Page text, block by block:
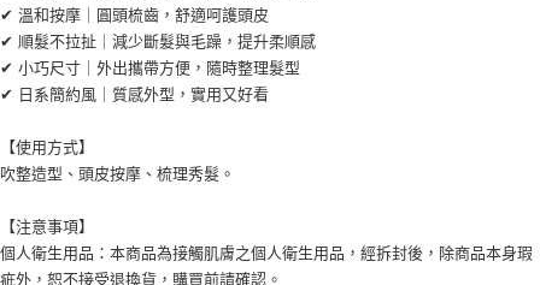
✔ 溫和按摩｜圓頭梳齒，舒適呵護頭皮
✔ 順髮不拉扯｜減少斷髮與毛躁，提升柔順感
✔ 小巧尺寸｜外出攜帶方便，隨時整理髮型
✔ 日系簡約風｜質感外型，實用又好看
【使用方式】
吹整造型、頭皮按摩、梳理秀髮。
【注意事項】
個人衛生用品：本商品為接觸肌膚之個人衛生用品，經拆封後，除商品本身瑕
疵外，恕不接受退換貨，購買前請確認。